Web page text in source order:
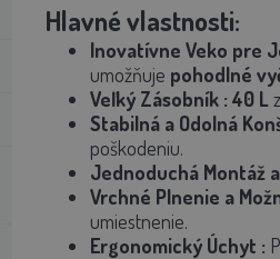
Hlavné vlastnosti:
Inovatívne Veko pre
umožňuje pohodlné
Veľký Zásobník : 40 L
Stabilná a Odolná
poškodeniu.
Jednoduchá Montáž
Vrchné Plnenie a
umiestnenie.
Ergonomický Úchyt :